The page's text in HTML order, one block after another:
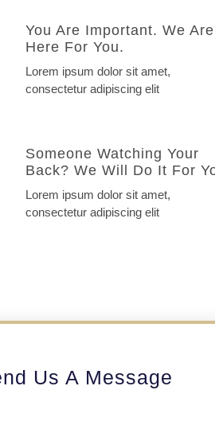
You Are Important. We Are
Here For You.
Lorem ipsum dolor sit amet,
consectetur adipiscing elit
Someone Watching Your
Back? We Will Do It For
Lorem ipsum dolor sit amet,
consectetur adipiscing elit
Us A Message